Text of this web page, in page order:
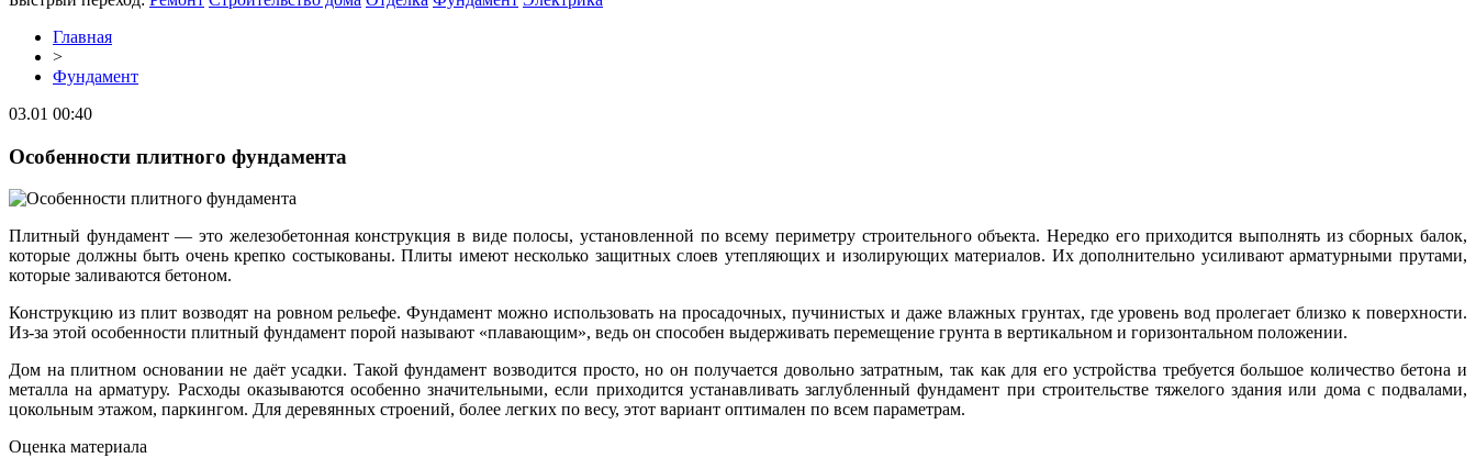
Главная
>
Фундамент
03.01 00:40
Особенности плитного фундамента
Плитный фундамент — это железобетонная конструкция в виде полосы, установленной по всему периметру строительного объекта. Нередко его приходится выполнять из сборных балок,
которые должны быть очень крепко состыкованы. Плиты имеют несколько защитных слоев утепляющих и изолирующих материалов. Их дополнительно усиливают арматурными прутами,
которые заливаются бетоном.
Конструкцию из плит возводят на ровном рельефе. Фундамент можно использовать на просадочных, пучинистых и даже влажных грунтах, где уровень вод пролегает близко к поверхности.
Из-за этой особенности плитный фундамент порой называют «плавающим», ведь он способен выдерживать перемещение грунта в вертикальном и горизонтальном положении.
Дом на плитном основании не даёт усадки. Такой фундамент возводится просто, но он получается довольно затратным, так как для его устройства требуется большое количество бетона и
металла на арматуру. Расходы оказываются особенно значительными, если приходится устанавливать заглубленный фундамент при строительстве тяжелого здания или дома с подвалами,
цокольным этажом, паркингом. Для деревянных строений, более легких по весу, этот вариант оптимален по всем параметрам.
Оценка материала